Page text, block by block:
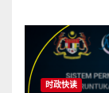
时政快读